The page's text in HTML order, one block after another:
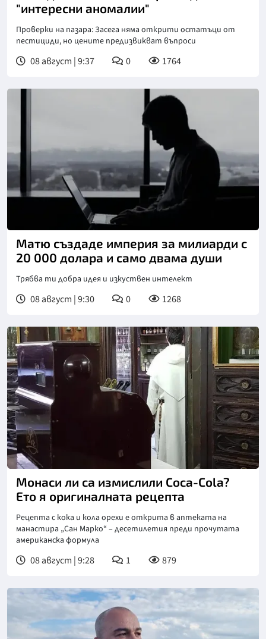
"интересни аномалии"
Проверки на пазара: Засега няма открити остатъци от
пестициди, но цените предизвикват въпроси
08 август | 9:37 0 1764
Матю създаде империя за милиарди с
20 000 долара и само двама души
Трябва ти добра идея и изкуствен интелект
08 август | 9:30 0 1268
Монаси ли са измислили Coca-Cola?
Ето я оригиналната рецепта
Рецепта с кока и кола орехи е открита в аптеката на
манастира „Сан Марко“ – десетилетия преди прочутата
американска формула
08 август | 9:28 1 879